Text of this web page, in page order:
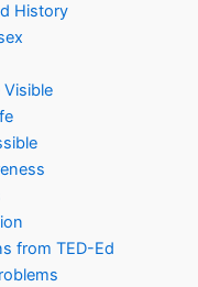
History
from TED-Ed